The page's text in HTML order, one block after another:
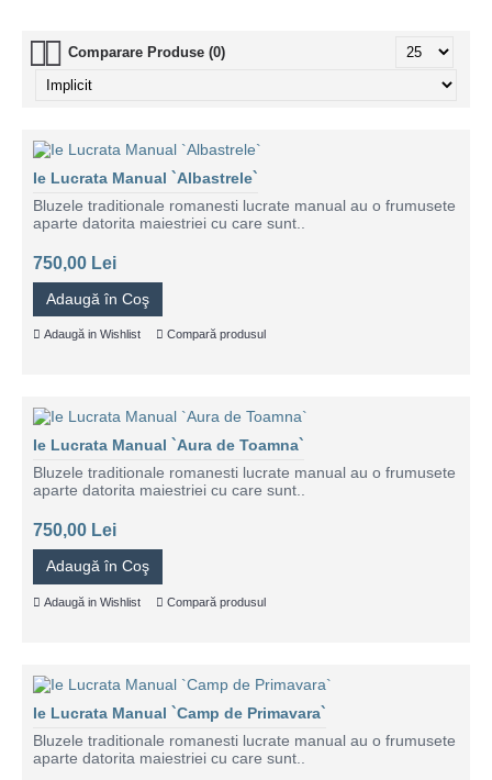
Comparare Produse (0)
Ie Lucrata Manual `Albastrele`
Bluzele traditionale romanesti lucrate manual au o frumusete
aparte datorita maiestriei cu care sunt..
750,00 Lei
Adaugă în Coş
Adaugă in Wishlist Compară produsul
Ie Lucrata Manual `Aura de Toamna`
Bluzele traditionale romanesti lucrate manual au o frumusete
aparte datorita maiestriei cu care sunt..
750,00 Lei
Adaugă în Coş
Adaugă in Wishlist Compară produsul
Ie Lucrata Manual `Camp de Primavara`
Bluzele traditionale romanesti lucrate manual au o frumusete
aparte datorita maiestriei cu care sunt..